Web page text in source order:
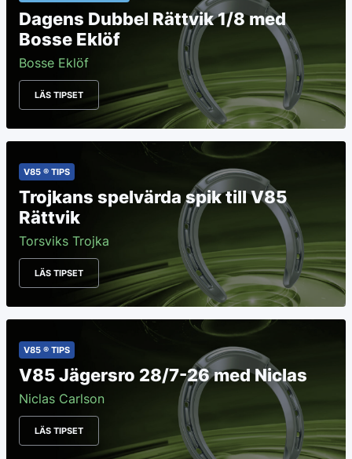
Dagens Dubbel Rättvik 1/8 med
Bosse Eklöf
Bosse Eklöf
LÄS TIPSET
V85 ® TIPS
Trojkans spelvärda spik till V85
Rättvik
Torsviks Trojka
LÄS TIPSET
V85 ® TIPS
V85 Jägersro 28/7-26 med Niclas
Niclas Carlson
LÄS TIPSET